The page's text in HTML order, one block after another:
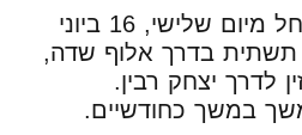
במסגרת הפרויקט, החל מיום שלישי, 16 ביוני
תשתית בדרך אלוף שדה,
לדרך יצחק רבין.
במשך כחודשיים.